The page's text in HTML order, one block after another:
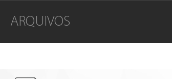
ARQUIVOS